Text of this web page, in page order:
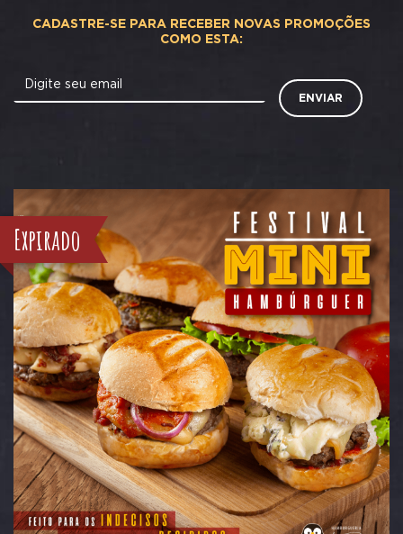
CADASTRE-SE PARA RECEBER NOVAS PROMOÇÕES
COMO ESTA:
Digite seu email
ENVIAR
Expirado